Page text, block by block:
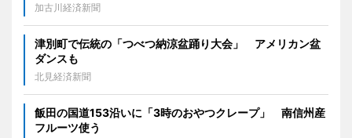
加古川経済新聞
津別町で伝統の「つべつ納涼盆踊り大会」 アメリカン盆
ダンスも
北見経済新聞
飯田の国道153沿いに「3時のおやつクレープ」 南信州産
フルーツ使う